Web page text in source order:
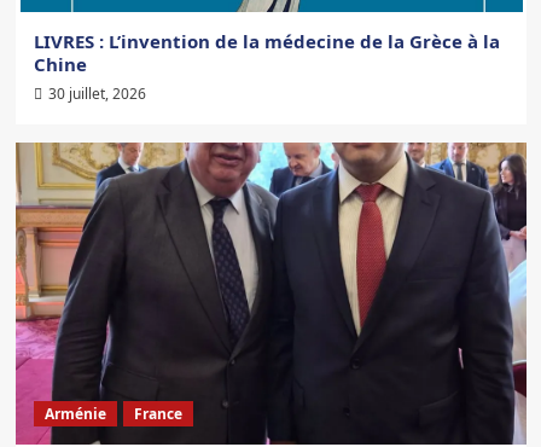
LIVRES : L’invention de la médecine de la Grèce à la
Chine
30 juillet, 2026
Arménie France